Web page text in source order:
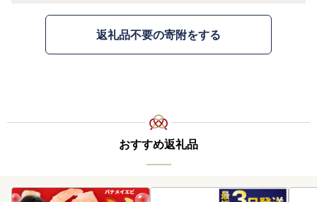
返礼品不要の寄附をする
おすすめ返礼品